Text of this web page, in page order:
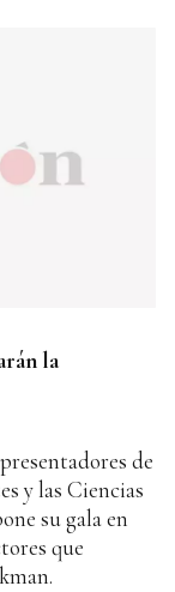
la
de
y las Ciencias
su gala en
que